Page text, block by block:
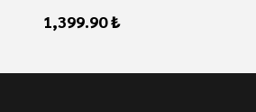
1,399.90 ₺